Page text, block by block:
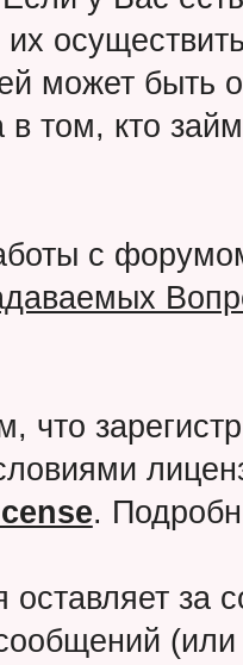
может быть
том, кто
с
что
.
за